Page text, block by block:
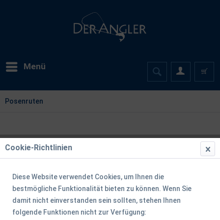
Menü
Posenruten
Cookie-Richtlinien
Diese Website verwendet Cookies, um Ihnen die
bestmögliche Funktionalität bieten zu können. Wenn Sie
damit nicht einverstanden sein sollten, stehen Ihnen
folgende Funktionen nicht zur Verfügung: